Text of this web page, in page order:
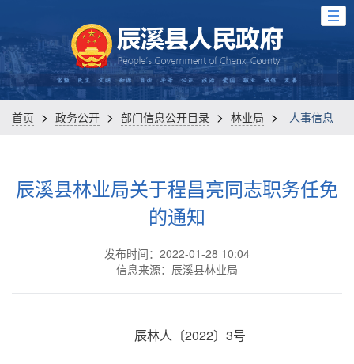
首页 > 政务公开 > 部门信息公开目录 > 林业局 > 人事信息
辰溪县林业局关于程昌亮同志职务任免
的通知
发布时间：2022-01-28 10:04
信息来源：辰溪县林业局
辰林人〔2022〕3号